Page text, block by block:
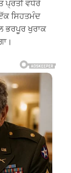
ਪ੍ਰਤੀ ਵਧੇਰੇ
ਸਿਹਤਮੰਦ
ਭਰਪੂਰ ਖੁਰਾਕ